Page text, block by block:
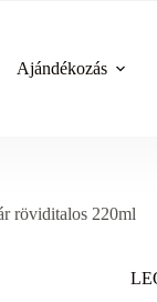
Ajándékozás
röviditalos 220ml